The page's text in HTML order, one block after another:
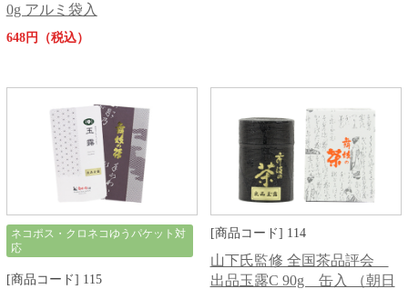
0g アルミ袋入
648円（税込）
ネコポス・クロネコゆうパケット対
応
[商品コード] 115
[商品コード] 114
山下氏監修 全国茶品評会
出品玉露C 90g 缶入 （朝日